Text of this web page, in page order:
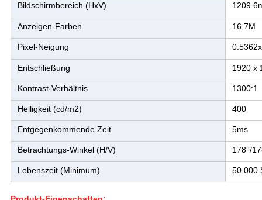
Bildschirmbereich (HxV)
Anzeigen-Farben 16.7M
Pixel-Neigung
Entschließung 1920 x
Kontrast-Verhältnis 1300:1
Helligkeit (cd/m2) 400
Entgegenkommende Zeit 5ms
Betrachtungs-Winkel (H/V) 178°/
Lebenszeit (Minimum) 50.000